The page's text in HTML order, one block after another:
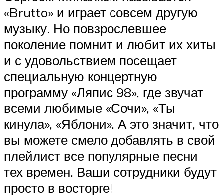
«Brutto» и играет совсем другую
музыку. Но повзрослевшее
поколение помнит и любит их хиты
и с удовольствием посещает
специальную концертную
программу «Ляпис 98», где звучат
всеми любимые «Сочи», «Ты
кинула», «Яблони». А это значит, что
вы можете смело добавлять в свой
плейлист все популярные песни
тех времен. Ваши сотрудники будут
просто в восторге!